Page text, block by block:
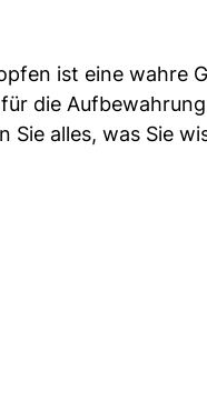
ist eine wahre
die
Sie alles, was Sie